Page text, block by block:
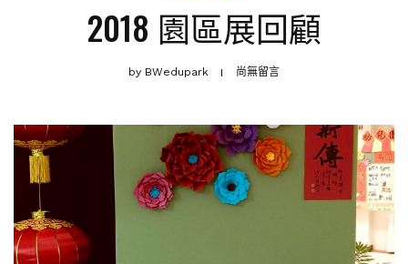
2018 園區展回顧
by BWedupark 尚無留言